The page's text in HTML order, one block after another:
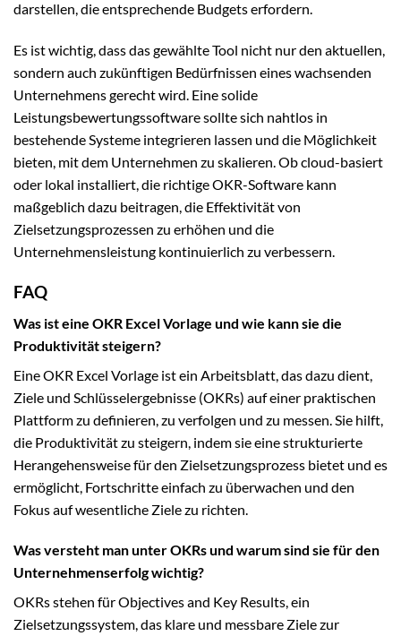
darstellen, die entsprechende Budgets erfordern.
Es ist wichtig, dass das gewählte Tool nicht nur den aktuellen,
sondern auch zukünftigen Bedürfnissen eines wachsenden
Unternehmens gerecht wird. Eine solide
Leistungsbewertungssoftware sollte sich nahtlos in
bestehende Systeme integrieren lassen und die Möglichkeit
bieten, mit dem Unternehmen zu skalieren. Ob cloud-basiert
oder lokal installiert, die richtige OKR-Software kann
maßgeblich dazu beitragen, die Effektivität von
Zielsetzungsprozessen zu erhöhen und die
Unternehmensleistung kontinuierlich zu verbessern.
FAQ
Was ist eine OKR Excel Vorlage und wie kann sie die
Produktivität steigern?
Eine OKR Excel Vorlage ist ein Arbeitsblatt, das dazu dient,
Ziele und Schlüsselergebnisse (OKRs) auf einer praktischen
Plattform zu definieren, zu verfolgen und zu messen. Sie hilft,
die Produktivität zu steigern, indem sie eine strukturierte
Herangehensweise für den Zielsetzungsprozess bietet und es
ermöglicht, Fortschritte einfach zu überwachen und den
Fokus auf wesentliche Ziele zu richten.
Was versteht man unter OKRs und warum sind sie für den
Unternehmenserfolg wichtig?
OKRs stehen für Objectives and Key Results, ein
Zielsetzungssystem, das klare und messbare Ziele zur